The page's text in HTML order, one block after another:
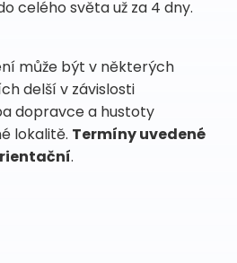
celého světa už za 4 dny.
může být v některých
delší v závislosti
dopravce a hustoty
lokalitě. Termíny uvedené
.